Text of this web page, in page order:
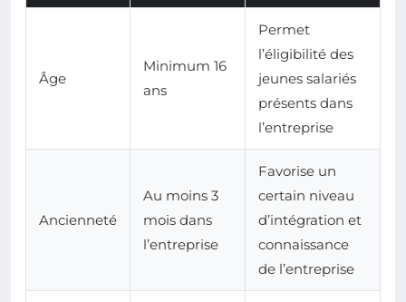
Âge
Minimum 16
ans
Permet
l’éligibilité des
jeunes salariés
présents dans
l’entreprise
Ancienneté
Au moins 3
mois dans
l’entreprise
Favorise un
certain niveau
d’intégration et
connaissance
de l’entreprise